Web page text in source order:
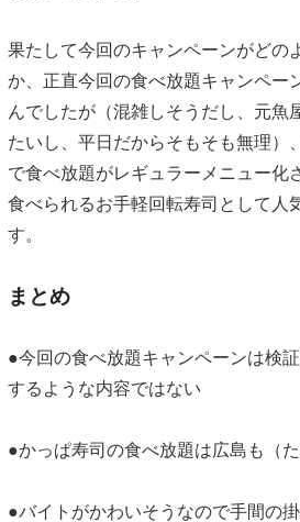
果たして今回のキャンペーンがどの
か、正直今回の食べ放題キャンペー
んでしたが（混雑しそうだし、元魚
たいし、平日だからそもそも無理）
で食べ放題がレギュラーメニュー化
食べられるお手軽回転寿司として人
す。
まとめ
●今回の食べ放題キャンペーンは検
するような内容ではない
●かっぱ寿司の食べ放題は広島も（
●バイトがかわいそうなので手間の